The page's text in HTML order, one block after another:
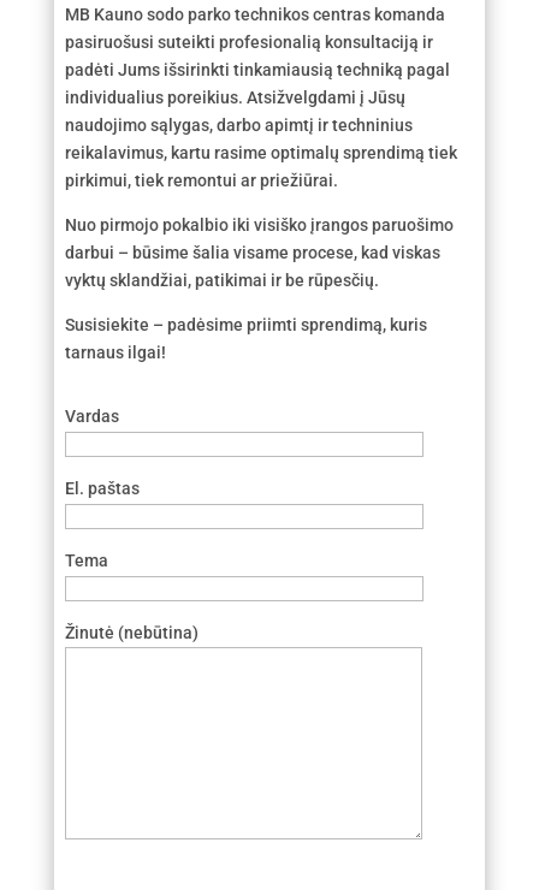
MB Kauno sodo parko technikos centras komanda
pasiruošusi suteikti profesionalią konsultaciją ir
padėti Jums išsirinkti tinkamiausią techniką pagal
individualius poreikius. Atsižvelgdami į Jūsų
naudojimo sąlygas, darbo apimtį ir techninius
reikalavimus, kartu rasime optimalų sprendimą tiek
pirkimui, tiek remontui ar priežiūrai.
Nuo pirmojo pokalbio iki visiško įrangos paruošimo
darbui – būsime šalia visame procese, kad viskas
vyktų sklandžiai, patikimai ir be rūpesčių.
Susisiekite – padėsime priimti sprendimą, kuris
tarnaus ilgai!
Vardas
El. paštas
Tema
Žinutė (nebūtina)